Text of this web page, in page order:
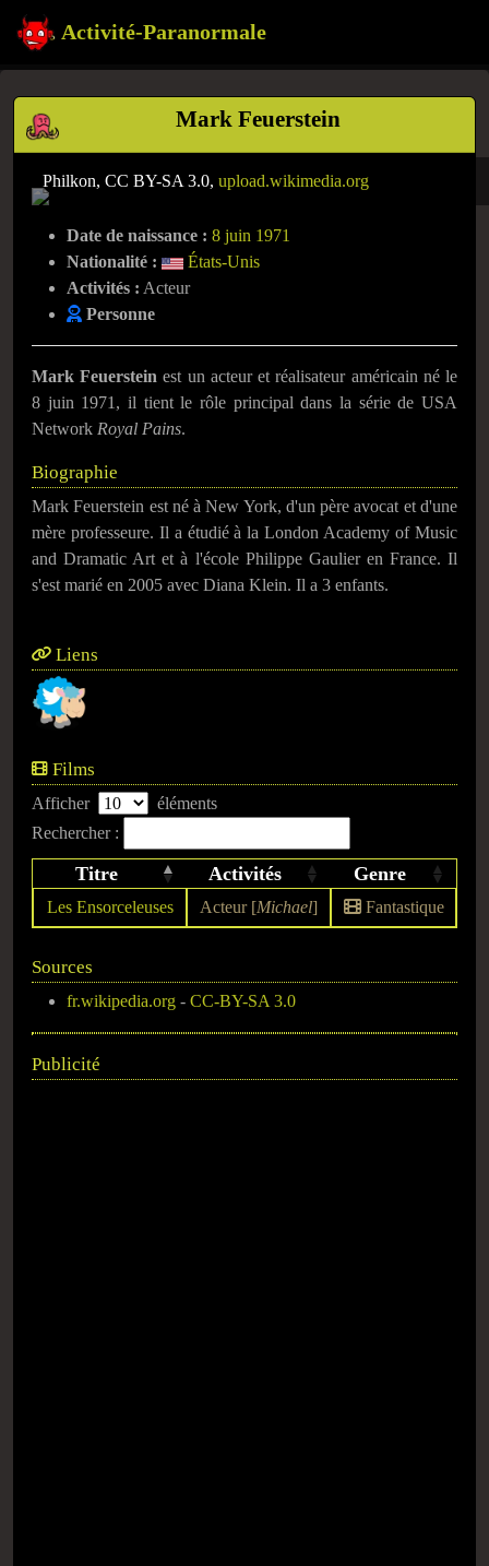
Activité-Paranormale
Mark Feuerstein
Philkon, CC BY-SA 3.0, upload.wikimedia.org
Date de naissance : 8 juin 1971
Nationalité :
États-Unis
Activités : Acteur
Personne
Mark Feuerstein est un acteur et réalisateur américain né le
8 juin 1971 , il tient le rôle principal dans la série de USA
Network Royal Pains.
Biographie
Mark Feuerstein est né à New York, d'un père avocat et d'une
mère professeure. Il a étudié à la London Academy of Music
and Dramatic Art et à l'école Philippe Gaulier en France. Il
s'est marié en 2005 avec Diana Klein. Il a 3 enfants.
Liens
Films
Afficher
éléments
Rechercher :
Titre Activités Genre
Les Ensorceleuses Acteur [Michael] Fantastique
Sources
fr.wikipedia.org - CC-BY-SA 3.0
Publicité